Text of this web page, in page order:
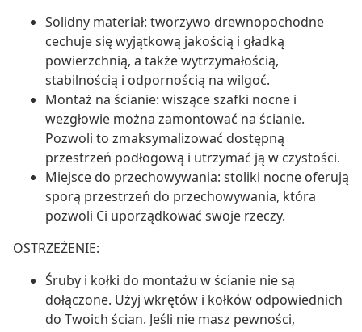
Solidny materiał: tworzywo drewnopochodne
cechuje się wyjątkową jakością i gładką
powierzchnią, a także wytrzymałością,
stabilnością i odpornością na wilgoć.
Montaż na ścianie: wiszące szafki nocne i
wezgłowie można zamontować na ścianie.
Pozwoli to zmaksymalizować dostępną
przestrzeń podłogową i utrzymać ją w czystości.
Miejsce do przechowywania: stoliki nocne oferują
sporą przestrzeń do przechowywania, która
pozwoli Ci uporządkować swoje rzeczy.
OSTRZEŻENIE:
Śruby i kołki do montażu w ścianie nie są
dołączone. Użyj wkrętów i kołków odpowiednich
do Twoich ścian. Jeśli nie masz pewności,